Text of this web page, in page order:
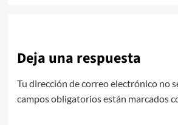
Deja una respuesta
Tu dirección de correo electrónico no
campos obligatorios están marcados